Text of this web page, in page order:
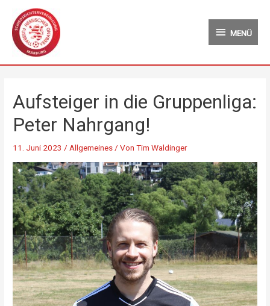
Inhalt
springen
MENÜ
Aufsteiger in die Gruppenliga:
Peter Nahrgang!
11. Juni 2023/Allgemeines/ VonTim Waldinger